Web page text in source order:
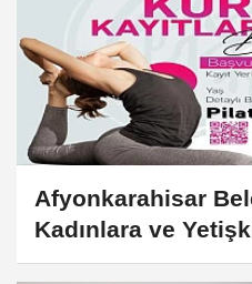
Afyonkarahisar
Kadınlara ve
Desteği